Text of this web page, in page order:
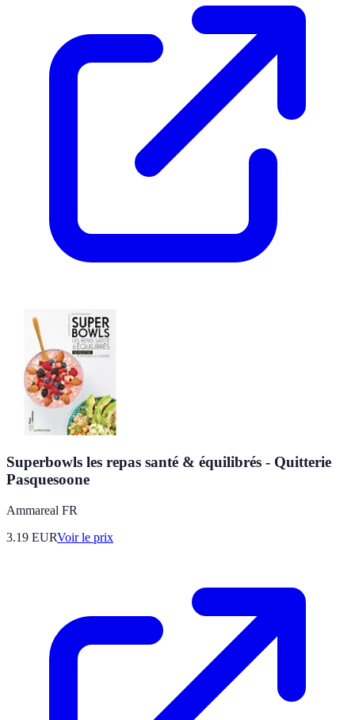
Superbowls les repas santé & équilibrés - Quitterie
Pasquesoone
Ammareal FR
3.19 EURVoir le prix